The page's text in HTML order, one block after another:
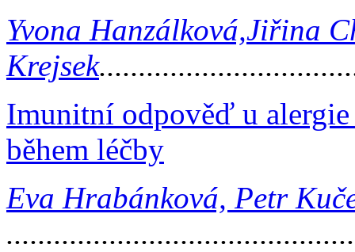
Yvona Hanzálková,Jiřina
Krejsek
Imunitní odpověď u
během léčby
Eva Hrabánková, Petr